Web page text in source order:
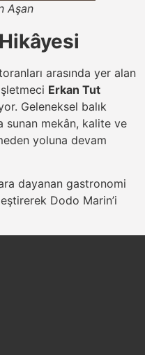
Aşan
arasında yer alan
Erkan Tut
Geleneksel balık
sunan mekân, kalite ve
yoluna devam
dayanan gastronomi
Dodo Marin’i